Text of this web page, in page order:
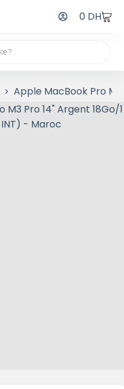
0 DH
Apple MacBook Pro M3